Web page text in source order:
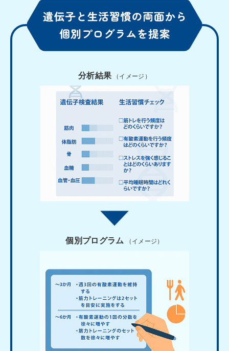
分析結果 （イメージ）
個別プログラム （イメージ）